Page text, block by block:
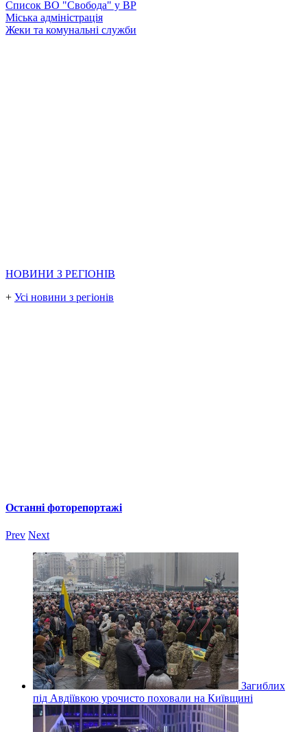
Список ВО "Свобода" у ВР
Міська адміністрація
Жеки та комунальні служби
НОВИНИ З РЕГІОНІВ
+ Усі новини з регіонів
Останні фоторепортажі
Prev Next
Загиблих
під Авдіївкою урочисто поховали на Київщині